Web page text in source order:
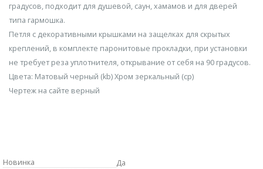
градусов, подходит для душевой, саун, хамамов и для дверей
типа гармошка.
Петля с декоративными крышками на защелках для скрытых
креплений, в комплекте паронитовые прокладки, при установки
не требует реза уплотнителя, открывание от себя на 90 градусов.
Цвета: Матовый черный (kb) Хром зеркальный (ср)
Чертеж на сайте верный
Новинка
Да